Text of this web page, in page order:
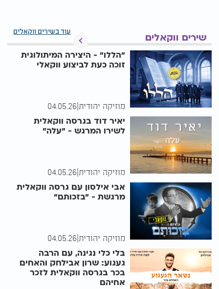
שירים ווקאלים
עוד בשירים ווקאלים
"הללו" - היצירה המיתולוגית
זוכה כעת לביצוע ווקאלי
מוזיקה יהודית 04.05.26
יאיר דוד בגרסה ווקאלית
לשירו המרגש - "עלה"
מוזיקה יהודית 04.05.26
אבי אילסון עם גרסה ווקאלית
מרגשת - "בזכותם"
מוזיקה יהודית 04.05.26
בלי כלי נגינה, עם הרבה
געגוע: שרון אבילחק והאחים
בכר בגרסה ווקאלית לזכר
אחיהם